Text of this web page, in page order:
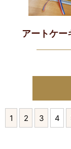
アートケー
1 2 3 4